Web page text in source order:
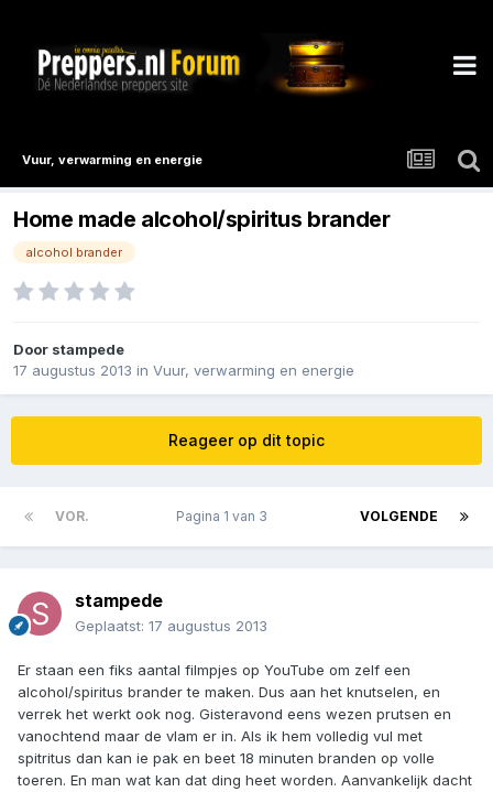
Vuur, verwarming en energie
Home made alcohol/spiritus brander
alcohol brander
Door stampede
17 augustus 2013 in Vuur, verwarming en energie
Reageer op dit topic
VOR. VOLGENDE
Pagina 1 van 3
stampede
Geplaatst: 17 augustus 2013
Er staan een fiks aantal filmpjes op YouTube om zelf een
alcohol/spiritus brander te maken. Dus aan het knutselen, en
verrek het werkt ook nog. Gisteravond eens wezen prutsen en
vanochtend maar de vlam er in. Als ik hem volledig vul met
spitritus dan kan ie pak en beet 18 minuten branden op volle
toeren. En man wat kan dat ding heet worden. Aanvankelijk dacht